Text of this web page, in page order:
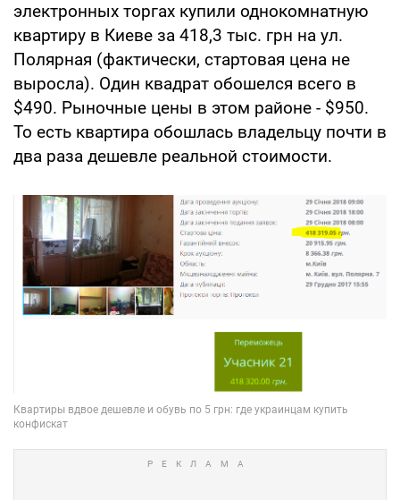
электронных торгах купили однокомнатную
квартиру в Киеве за 418,3 тыс. грн на ул.
Полярная (фактически, стартовая цена не
выросла). Один квадрат обошелся всего в
$490. Рыночные цены в этом районе - $950.
То есть квартира обошлась владельцу почти в
два раза дешевле реальной стоимости.